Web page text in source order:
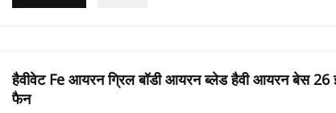
हैवीवेट Fe आयरन ग्रिल बॉडी आयरन ब्लेड हैवी आयरन बेस 26
फैन